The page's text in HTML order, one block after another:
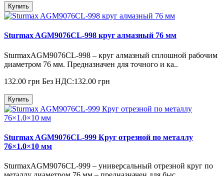
Купить
Sturmax AGM9076CL-998 круг алмазный 76 мм
SturmaxAGM9076CL-998 – круг алмазный сплошной рабочим
диаметром 76 мм. Предназначен для точного и ка..
132.00 грн Без НДС:132.00 грн
Купить
Sturmax AGM9076CL-999 Круг отрезной по металлу
76×1.0×10 мм
SturmaxAGM9076CL-999 – универсальный отрезной круг по